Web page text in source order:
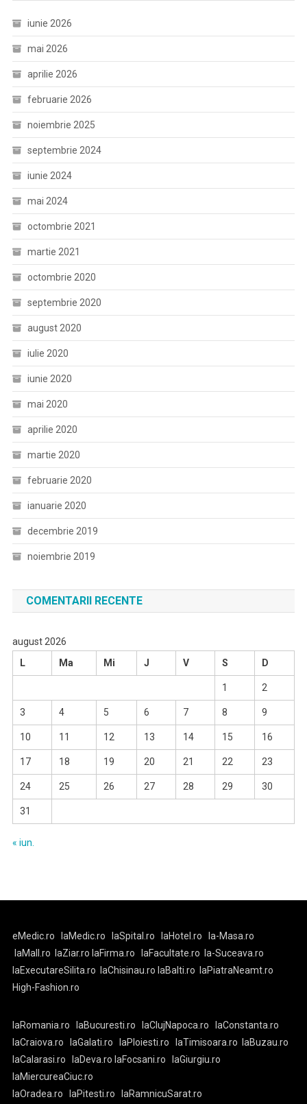
iunie 2026
mai 2026
aprilie 2026
februarie 2026
noiembrie 2025
septembrie 2024
iunie 2024
mai 2024
octombrie 2021
martie 2021
octombrie 2020
septembrie 2020
august 2020
iulie 2020
iunie 2020
mai 2020
aprilie 2020
martie 2020
februarie 2020
ianuarie 2020
decembrie 2019
noiembrie 2019
COMENTARII RECENTE
august 2026
L
Ma Mi J V S D
1 2
3 4 5 6 7 8 9
10 11 12 13 14 15 16
17 18 19 20 21 22 23
24 25 26 27 28 29 30
31
« iun.
eMedic.ro laMedic.ro laSpital.ro laHotel.ro
la-Masa.ro
laMall.ro
laZiar.ro laFirma.ro laFacultate.ro
la-Suceava.ro
laExecutareSilita.ro
laChisinau.ro laBalti.ro
laPiatraNeamt.ro
High-Fashion.ro
laRomania.ro laBucuresti.ro laClujNapoca.ro
laConstanta.ro
laCraiova.ro
laGalati.ro laPloiesti.ro laTimisoara.ro
laBuzau.ro
laCalarasi.ro
laDeva.ro laFocsani.ro
laGiurgiu.ro
laMiercureaCiuc.ro
laOradea.ro
laPitesti.ro laRamnicuSarat.ro